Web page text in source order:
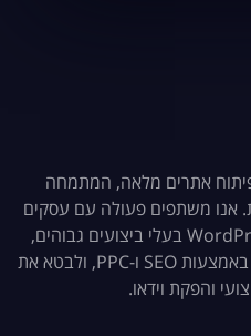
אתרים מלאה, המתמחה
אנו משתפים פעולה עם עסקים
בכל הגדלים כדי לבנות אתרי WordPress בעלי ביצועים גבוהים,
לשפר את הנראות במנועי חיפוש באמצעות SEO ו-PPC, ולבטא את
והפקת וידאו.